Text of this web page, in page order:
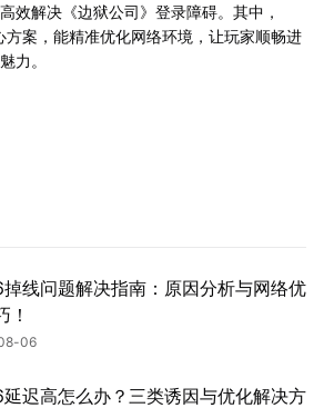
效解决《边狱公司》登录障碍。其中，
方案，能精准优化网络环境，让玩家顺畅进
力。
线问题解决指南：原因分析与网络优
！
06
迟高怎么办？三类诱因与优化解决方